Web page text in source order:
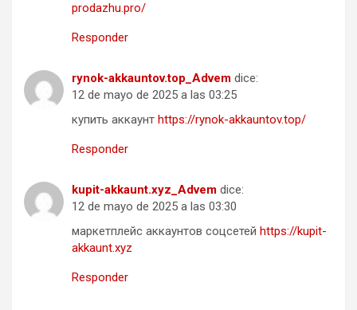
prodazhu.pro/
Responder
rynok-akkauntov.top_Advem dice:
12 de mayo de 2025 a las 03:25
купить аккаунт https://rynok-akkauntov.top/
Responder
kupit-akkaunt.xyz_Advem dice:
12 de mayo de 2025 a las 03:30
маркетплейс аккаунтов соцсетей https://kupit-
akkaunt.xyz
Responder